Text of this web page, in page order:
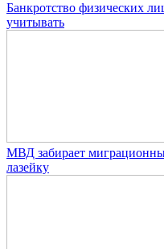
Банкротство физических
учитывать
МВД забирает
лазейку